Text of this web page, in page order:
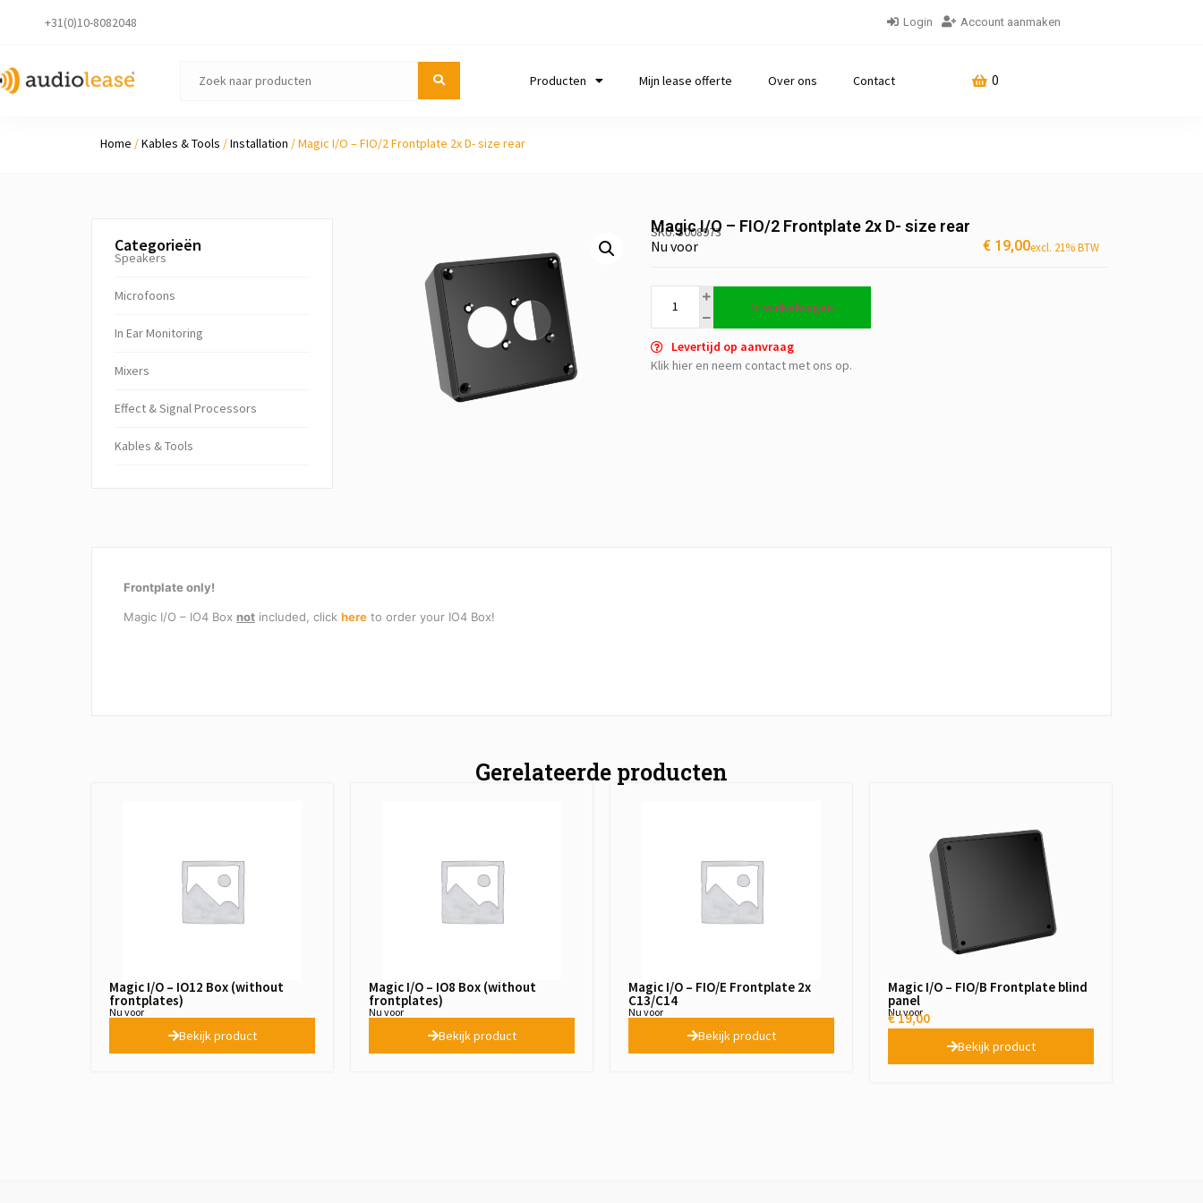
+31(0)10-8082048 Login Account aanmaken
Producten Mijn lease offerte Over ons Contact 0
Home /Kables & Tools /Installation / Magic I/O – FIO/2 Frontplate 2x D- size rear
Categorieën
Speakers
Microfoons
In Ear Monitoring
Mixers
Ef­fect & Sig­nal Pro­cessors
Kables & Tools
Magic I/O – FIO/2 Frontplate 2x D- size rear
SKU: 5008973
Nu voor €19,00excl. 21% BTW
In winkelwagen
Levertijd op aanvraag
Klik hier en neem contact met ons op.
Frontplate only!
Magic I/O – IO4 Box not included, click here to order your IO4 Box!
Gerelateerde producten
Magic I/O – IO12 Box (without
frontplates)
Nu voor
Bekijk product
Magic I/O – IO8 Box (without
frontplates)
Nu voor
Bekijk product
Magic I/O – FIO/E Frontplate 2x
C13/C14
Nu voor
Bekijk product
Magic I/O – FIO/B Frontplate blind
panel
Nu voor
€19,00
Bekijk product